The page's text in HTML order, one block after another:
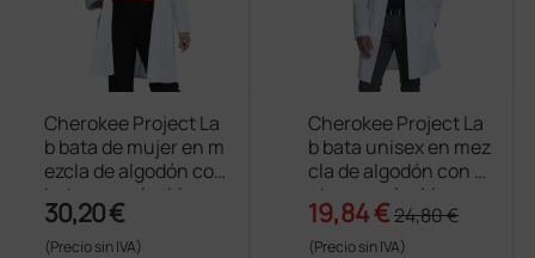
Cherokee Project La
b bata de mujer en m
ezcla de algodón con
botones color blanc
o
30,20 €
(Precio sin IVA)
Cherokee Project La
b bata unisex en mez
cla de algodón con b
otones color blanco
19,84 €24,80 €
(Precio sin IVA)